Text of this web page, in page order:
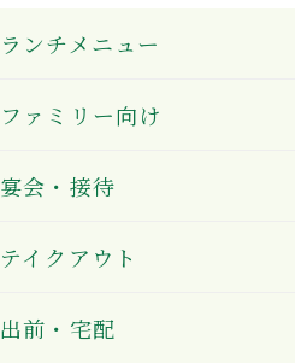
ランチメニュー
ファミリー向け
宴会・接待
テイクアウト
出前・宅配